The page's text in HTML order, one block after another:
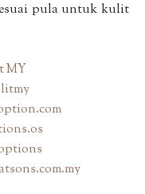
pula untuk kulit
MY